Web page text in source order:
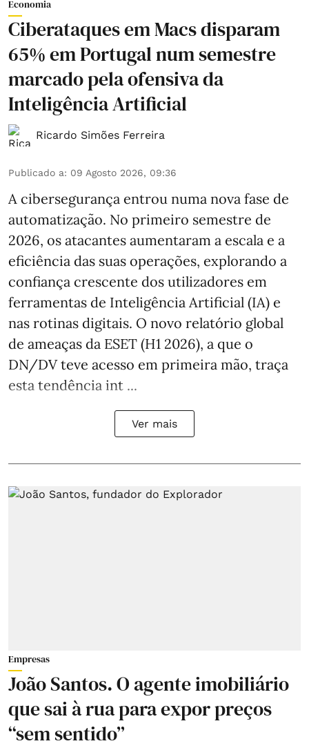
Economia
Ciberataques em Macs disparam
65% em Portugal num semestre
marcado pela ofensiva da
Inteligência Artificial
Ricardo Simões Ferreira
Publicado a: 09 Agosto 2026, 09:36
A cibersegurança entrou numa nova fase de
automatização. No primeiro semestre de
2026, os atacantes aumentaram a escala e a
eficiência das suas operações, explorando a
confiança crescente dos utilizadores em
ferramentas de Inteligência Artificial (IA) e
nas rotinas digitais. O novo relatório global
de ameaças da ESET (H1 2026), a que o
DN/DV teve acesso em primeira mão, traça
esta tendência int ...
Ver mais
Empresas
João Santos. O agente imobiliário
que sai à rua para expor preços
“sem sentido”